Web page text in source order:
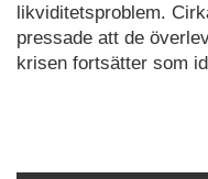
likviditetsproblem.
pressade att de
krisen fortsätter som